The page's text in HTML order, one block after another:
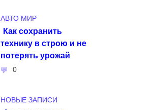
АВТО МИР
Как сохранить
технику в строю и не
потерять урожай
0
НОВЫЕ ЗАПИСИ